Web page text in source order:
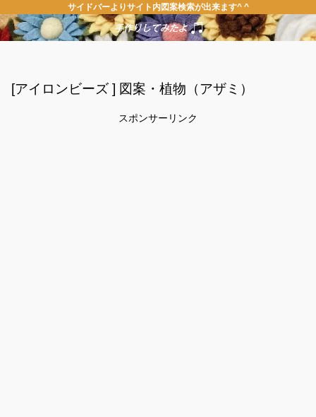
サイドバーよりサイト内図案検索が出来ます^ ^
[アイロンビーズ ] 図案・植物（アザミ）
スポンサーリンク